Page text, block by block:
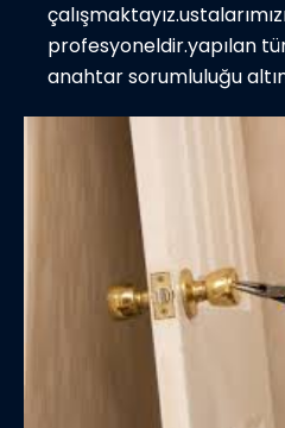
profesyoneldir.yapılan
anahtar sorumluluğu